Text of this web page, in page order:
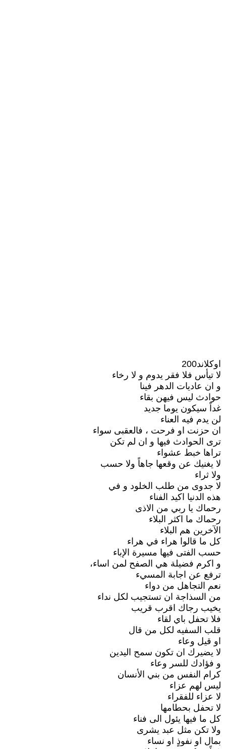
اوكلاند200
لا تيأس فلا فقر يدوم و لا رخاء
و ان عاديات الدهر فينا
حوادث ليس فيهن بقاء
غداً سيكون يوما جديد
لن يدم فيه العناء
ان حزنت او فرحت ، فالعقبى سواء
ترى الحوادث فيها و ان لم تكن
تراها خبط عشواء
لا يغنيك عن وقعها جاهاً ولا حسب
ولا ثراء
لا جدوى من طلب الخلود و في
هذه الدنيا اكيد الفناء
رحماك يا ربي من الاذى
رحماك ما اكثر البلاء
الآخرين هم البلاء
كل ما قالوا هراء في هراء
حسب الفتى فيها مسيرة الإباء
و اكرم فضيلة هي الصفح لمن اساء،
ترفع عن اجابة المسيء
نعم التجاهل من دواء
من السذاجة ان تستجيب لكل نداء
يخيب رجاك اقرب قريب
فلا تحفل باي لقاء
قلب السفيه لكل من قال
او قيل وعاء
لا يضيرك ان تكون سمح اليدين
و فؤادك للسر وعاء
كرام النفس من بني الأنسان
ليس لهم عزاء
لا عزاء للفقراء
لا تحفل بحطامها
كل ما فيها يئول الى فناء
ولا تكن مثل عبد يشرى
بمال او نفوذٍ او نساء